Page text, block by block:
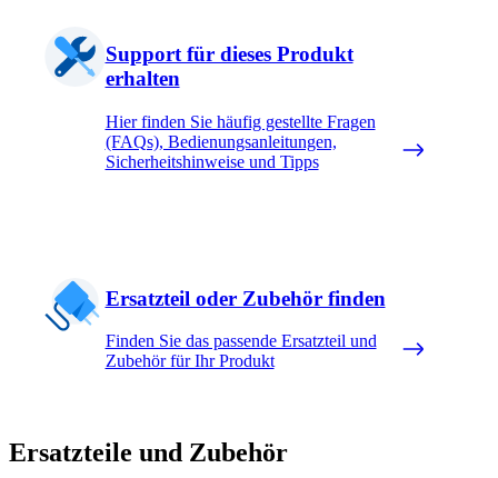
Support für dieses Produkt
erhalten
Hier finden Sie häufig gestellte Fragen
(FAQs), Bedienungsanleitungen,
Sicherheitshinweise und Tipps
Ersatzteil oder Zubehör finden
Finden Sie das passende Ersatzteil und
Zubehör für Ihr Produkt
Ersatzteile und Zubehör